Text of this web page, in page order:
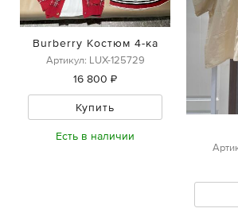
Burberry Костюм 4-ка
Артикул: LUX-125729
16 800 ₽
Купить
Есть в наличии